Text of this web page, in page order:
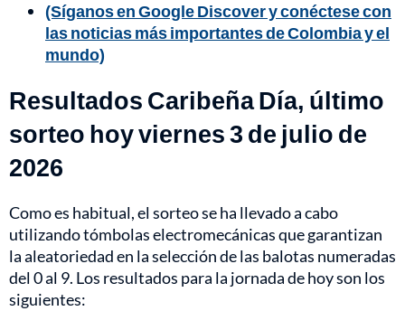
(Síganos en Google Discover y conéctese con
las noticias más importantes de Colombia y el
mundo)
Resultados Caribeña Día, último
sorteo hoy viernes 3 de julio de
2026
Como es habitual, el sorteo se ha llevado a cabo
utilizando tómbolas electromecánicas que garantizan
la aleatoriedad en la selección de las balotas numeradas
del 0 al 9. Los resultados para la jornada de hoy son los
siguientes: